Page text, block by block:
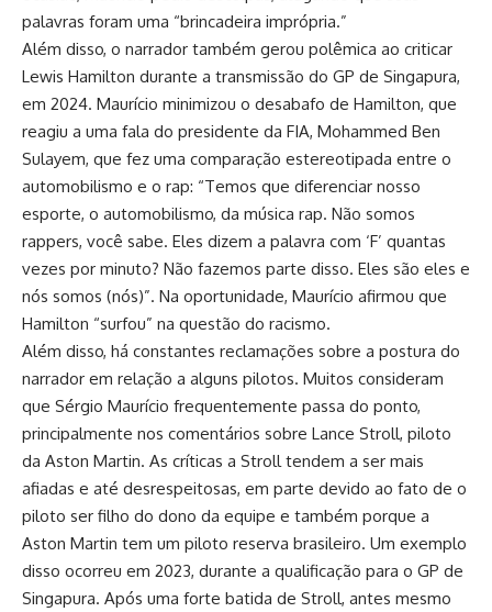
palavras foram uma “brincadeira imprópria.”
Além disso, o narrador também gerou polêmica ao criticar
Lewis Hamilton durante a transmissão do GP de Singapura,
em 2024. Maurício minimizou o desabafo de Hamilton, que
reagiu a uma fala do presidente da FIA, Mohammed Ben
Sulayem, que fez uma comparação estereotipada entre o
automobilismo e o rap: “Temos que diferenciar nosso
esporte, o automobilismo, da música rap. Não somos
rappers, você sabe. Eles dizem a palavra com ‘F’ quantas
vezes por minuto? Não fazemos parte disso. Eles são eles e
nós somos (nós)”. Na oportunidade, Maurício afirmou que
Hamilton “surfou” na questão do racismo.
Além disso, há constantes reclamações sobre a postura do
narrador em relação a alguns pilotos. Muitos consideram
que Sérgio Maurício frequentemente passa do ponto,
principalmente nos comentários sobre Lance Stroll, piloto
da Aston Martin. As críticas a Stroll tendem a ser mais
afiadas e até desrespeitosas, em parte devido ao fato de o
piloto ser filho do dono da equipe e também porque a
Aston Martin tem um piloto reserva brasileiro. Um exemplo
disso ocorreu em 2023, durante a qualificação para o GP de
Singapura. Após uma forte batida de Stroll, antes mesmo